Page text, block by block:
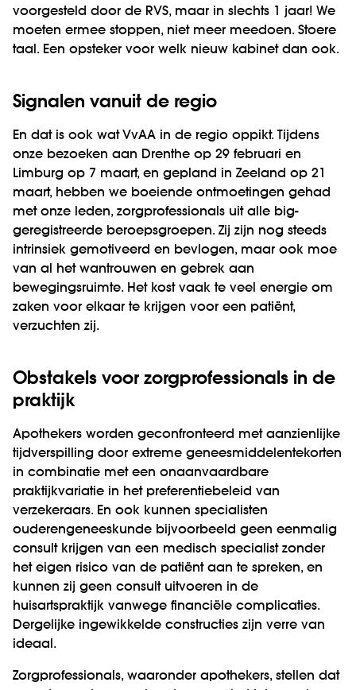
voorgesteld door de RVS, maar in slechts 1 jaar! We
moeten ermee stoppen, niet meer meedoen. Stoere
taal. Een opsteker voor welk nieuw kabinet dan ook.
Signalen vanuit de regio
En dat is ook wat VvAA in de regio oppikt. Tijdens
onze bezoeken aan Drenthe op 29 februari en
Limburg op 7 maart, en gepland in Zeeland op 21
maart, hebben we boeiende ontmoetingen gehad
met onze leden, zorgprofessionals uit alle big-
geregistreerde beroepsgroepen. Zij zijn nog steeds
intrinsiek gemotiveerd en bevlogen, maar ook moe
van al het wantrouwen en gebrek aan
bewegingsruimte. Het kost vaak te veel energie om
zaken voor elkaar te krijgen voor een patiënt,
verzuchten zij.
Obstakels voor zorgprofessionals in de
praktijk
Apothekers worden geconfronteerd met aanzienlijke
tijdverspilling door extreme geneesmiddelentekorten
in combinatie met een onaanvaardbare
praktijkvariatie in het preferentiebeleid van
verzekeraars. En ook kunnen specialisten
ouderengeneeskunde bijvoorbeeld geen eenmalig
consult krijgen van een medisch specialist zonder
het eigen risico van de patiënt aan te spreken, en
kunnen zij geen consult uitvoeren in de
huisartspraktijk vanwege financiële complicaties.
Dergelijke ingewikkelde constructies zijn verre van
ideaal.
Zorgprofessionals, waaronder apothekers, stellen dat